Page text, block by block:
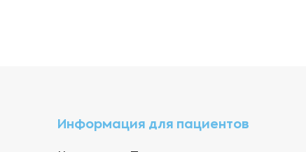
Информация для пациентов